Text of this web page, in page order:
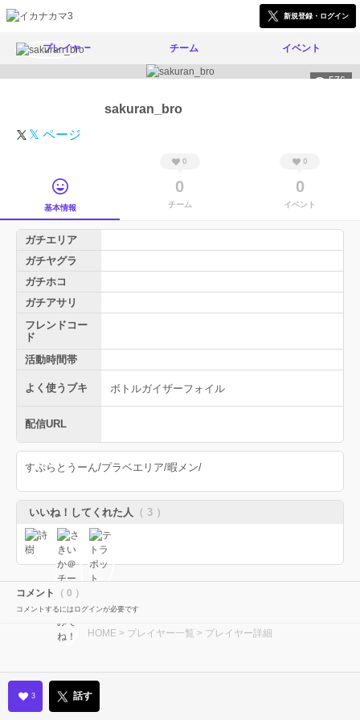
新規登録・ログイン
プレイヤー チーム イベント
576
sakuran_bro
𝕏 ページ
基本情報
0
0
チーム
0
0
イベント
ガチエリア
ガチヤグラ
ガチホコ
ガチアサリ
フレンドコー
ド
活動時間帯
よく使うブキ ボトルガイザーフォイル
配信URL
すぷらとうーん/プラベエリア/暇メン/
いいね！してくれた人 （ 3 ）
コメント （ 0 ）
コメントするにはログインが必要です
HOME > プレイヤー一覧 > プレイヤー詳細
3 話す